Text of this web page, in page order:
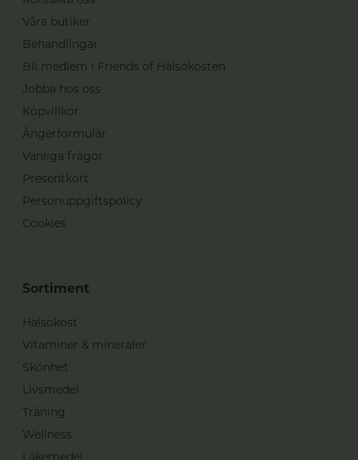
Våra butiker
Behandlingar
Bli medlem i Friends of Hälsokosten
Jobba hos oss
Köpvillkor
Ångerformulär
Vanliga frågor
Presentkort
Personuppgiftspolicy
Cookies
Sortiment
Hälsokost
Vitaminer & mineraler
Skönhet
Livsmedel
Träning
Wellness
Läkemedel